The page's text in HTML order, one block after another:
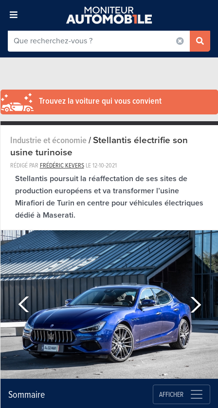
Trouvez la voiture qui vous convient
Industrie et économie/Stellantis électrifie son
usine turinoise
RÉDIGÉ PAR FRÉDÉRIC KEVERSLE12-10-2021
Stellantis poursuit la réaffectation de ses sites de
production européens et va transformer l’usine
Mirafiori de Turin en centre pour véhicules électriques
dédié à Maserati.
Sommaire AFFICHER